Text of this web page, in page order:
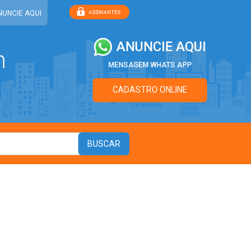
AQUI
ANUNCIE AQUI
MENSAGEM WHATS APP
CADASTRO ONLINE